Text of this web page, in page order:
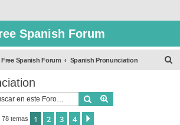
Spanish Forum
Free Spanish Forum Spanish Pronunciation
Buscar
78 temas 1 2 3 4